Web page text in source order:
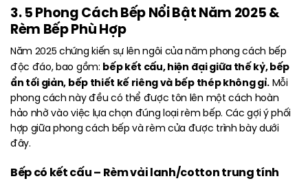
3. 5 Phong Cách Bếp Nổi Bật Năm 2025 &
Rèm Bếp Phù Hợp
Năm 2025 chứng kiến sự lên ngôi của năm phong cách bếp
độc đáo, bao gồm: bếpkết cấu, hiện đại giữa thế kỷ, bếp
ẩn tối giản, bếp thiết kế riêng và bếp thép không gỉ.Mỗi
phong cách này đều có thể được tôn lên một cách hoàn
hảo nhờ vào việc lựa chọn đúng loại rèm bếp. Các gợi ý phối
hợp giữa phong cách bếp và rèm cửa được trình bày dưới
đây.
Bếp có kết cấu – Rèm vải lanh/cotton trung tính